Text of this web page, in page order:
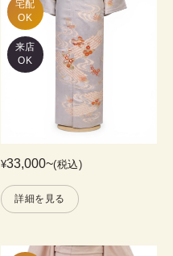
宅配
OK
来店
OK
¥33,000~(税込)
詳細を見る